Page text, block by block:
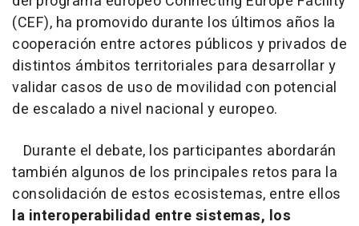
(CEF), ha promovido durante los últimos años la
cooperación entre actores públicos y privados de
distintos ámbitos territoriales para desarrollar y
validar casos de uso de movilidad con potencial
de escalado a nivel nacional y europeo.
Durante el debate, los participantes abordarán
también algunos de los principales retos para la
consolidación de estos ecosistemas, entre ellos
la interoperabilidad entre sistemas, los